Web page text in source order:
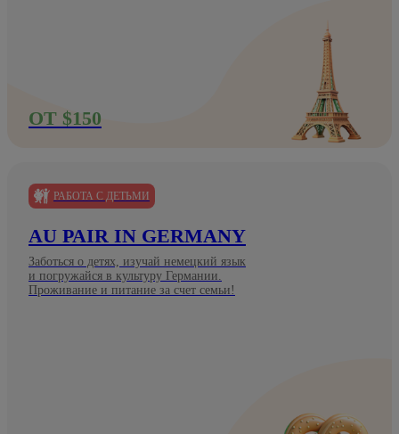
ОТ $150
РАБОТА С ДЕТЬМИ
AU PAIR IN GERMANY
Заботься о детях, изучай немецкий язык
и погружайся в культуру Германии.
Проживание и питание за счет семьи!